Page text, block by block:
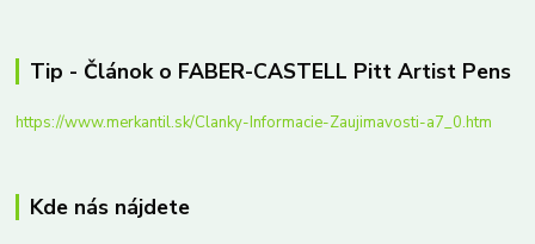
Tip - Článok o FABER-CASTELL Pitt Artist Pens
https://www.merkantil.sk/Clanky-Informacie-Zaujimavosti-a7_0.htm
Kde nás nájdete